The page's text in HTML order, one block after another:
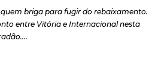
briga para fugir do rebaixamento.
entre Vitória e Internacional nesta